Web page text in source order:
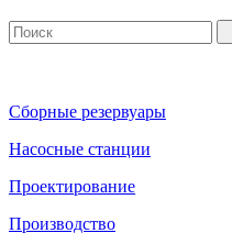
Сборные резервуары
Насосные станции
Проектирование
Производство